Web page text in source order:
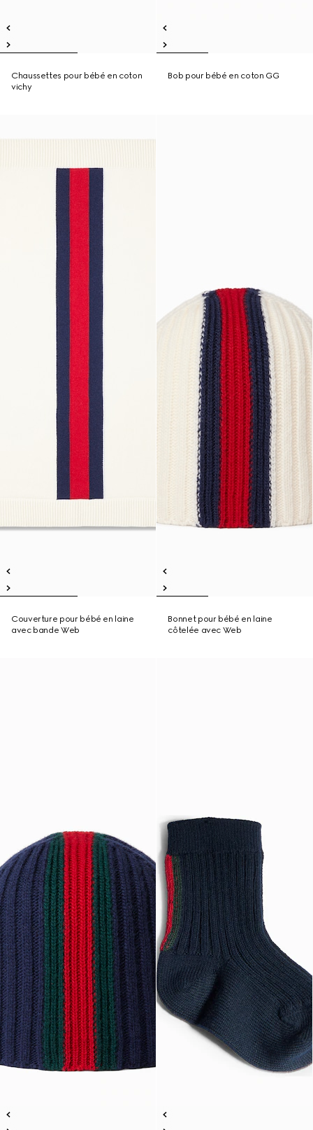
Chaussettes pour bébé en coton
vichy
Bob pour bébé en coton GG
Couverture pour bébé en laine
avec bande Web
Bonnet pour bébé en laine
côtelée avec Web